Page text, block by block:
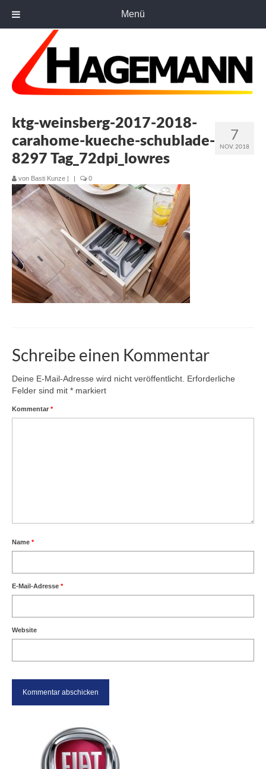
7
NOV. 2018
ktg-weinsberg-2017-2018-
carahome-kueche-schublade-
8297 Tag_72dpi_lowres
von Basti Kunze | | 0
Schreibe einen Kommentar
Deine E-Mail-Adresse wird nicht veröffentlicht. Erforderliche
Felder sind mit * markiert
Kommentar *
Name *
E-Mail-Adresse *
Website
Menü